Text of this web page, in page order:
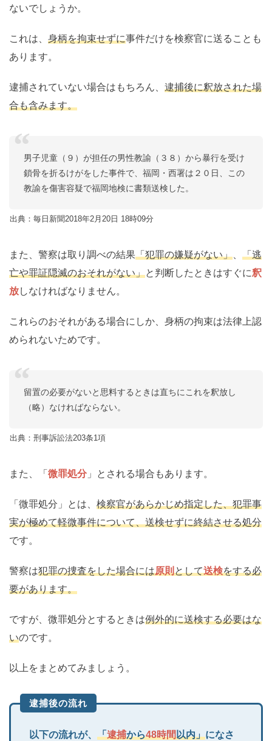
ないでしょうか。
これは、 身柄を拘束せずに事件だけを検察官に送ることも
あります。
逮捕されていない場合はもちろん、 逮捕後に釈放された場
合も含みます。
男子児童（９）が担任の男性教諭（３８）から暴行を受け
鎖骨を折るけがをした事件で、福岡・西署は２０日、この
教諭を傷害容疑で福岡地検に書類送検した。
出典：毎日新聞2018年2月20日 18時09分
また、警察は取り調べの結果「犯罪の嫌疑がない」、 「逃
亡や罪証隠滅のおそれがない」と判断したときはすぐに釈
放しなければなりません。
これらのおそれがある場合にしか、身柄の拘束は法律上認
められないためです。
留置の必要がないと思料するときは直ちにこれを釈放し
（略）なければならない。
出典：刑事訴訟法203条1項
また、「 微罪処分 」とされる場合もあります。
「微罪処分」とは、 検察官があらかじめ指定した、犯罪事
実が極めて軽微事件について、送検せずに終結させる処分
です。
警察は犯罪の捜査をした場合には原則として送検をする必
要があります。
ですが、微罪処分とするときは例外的に送検する必要はな
いのです。
以上をまとめてみましょう。
逮捕後の流れ
以下の流れが、 「逮捕から48時間以内」になさ